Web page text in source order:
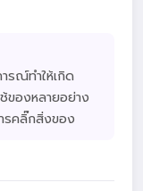
รณ์ทำให้เกิด
ของหลายอย่าง
รคลิ๊กสิ่งของ